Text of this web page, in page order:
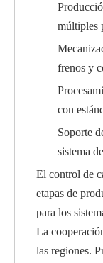
múltiples
frenos y
con
Soporte
sistema
El control de
etapas de
para los
La
las regiones.